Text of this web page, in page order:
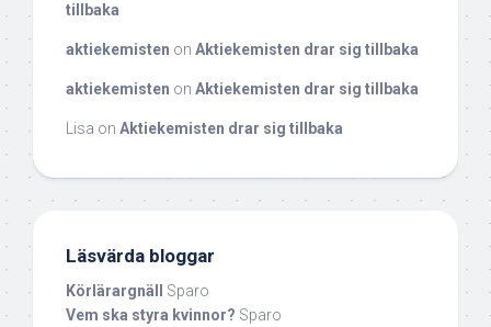
tillbaka
aktiekemisten on Aktiekemisten drar sig tillbaka
aktiekemisten on Aktiekemisten drar sig tillbaka
Lisa on Aktiekemisten drar sig tillbaka
Läsvärda bloggar
Körlärargnäll
Sparo
Vem ska styra kvinnor? Sparo